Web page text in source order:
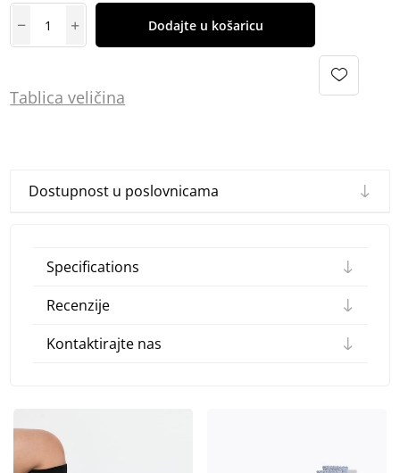
Dodajte u košaricu
Tablica veličina
Dostupnost u poslovnicama
Specifications
Recenzije
Kontaktirajte nas